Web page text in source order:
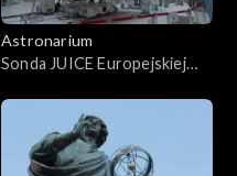
Astronarium
Sonda JUICE Europejskiej